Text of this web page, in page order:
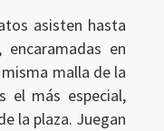
asisten hasta
encaramadas en
malla de la
el más especial,
la plaza. Juegan